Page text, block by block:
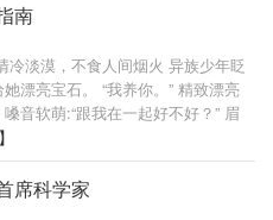
南
冷淡漠，不食人间烟火 异族少年眨
漂亮宝石。 “我养你。” 精致漂亮
音软萌:“跟我在一起好不好？” 眉
手腕，醉态迷蒙。 “只能喜欢我一
把小甜豆抱了个满怀。 软团儿:
识的主神大人。 重点：1.剧情简
无金手指 2.双处高洁，男主超甜
席科学家